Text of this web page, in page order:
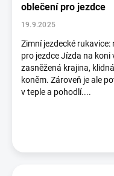
oblečení pro jezdce
19.9.2025
Zimní jezdecké
pro jezdce Jízda na koni
zasněžená krajina,
koněm. Zároveň je ale
v teple a pohodlí....